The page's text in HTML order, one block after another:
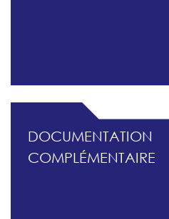
DOCUMENTATION
COMPLÉMENTAIRE